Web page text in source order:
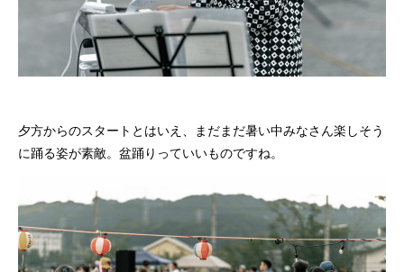
夕方からのスタートとはいえ、まだまだ暑い中みなさん楽しそう
に踊る姿が素敵。盆踊りっていいものですね。